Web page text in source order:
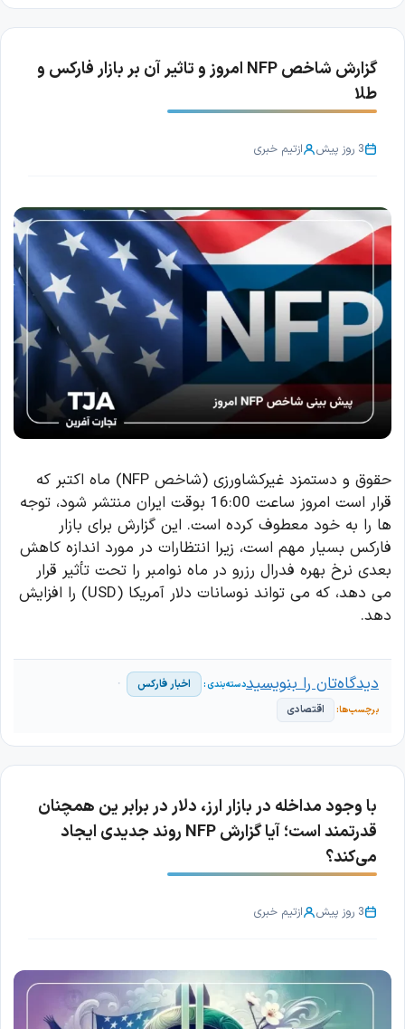
گزارش شاخص NFP امروز و تاثیر آن بر بازار فارکس و
طلا
3 روز پیش ازتیم خبری
حقوق و دستمزد غیرکشاورزی (شاخص NFP) ماه اکتبر که
قرار است امروز ساعت 16:00 بوقت ایران منتشر شود، توجه
ها را به خود معطوف کرده است. این گزارش برای بازار
فارکس بسیار مهم است، زیرا انتظارات در مورد اندازه کاهش
بعدی نرخ بهره فدرال رزرو در ماه نوامبر را تحت تأثیر قرار
می دهد، که می تواند نوسانات دلار آمریکا (USD) را افزایش
دهد.
اخبار فارکس
اقتصادی
دیدگاه‌تان را بنویسید
با وجود مداخله در بازار ارز، دلار در برابر ین همچنان
قدرتمند است؛ آیا گزارش NFP روند جدیدی ایجاد
می‌کند؟
3 روز پیش ازتیم خبری